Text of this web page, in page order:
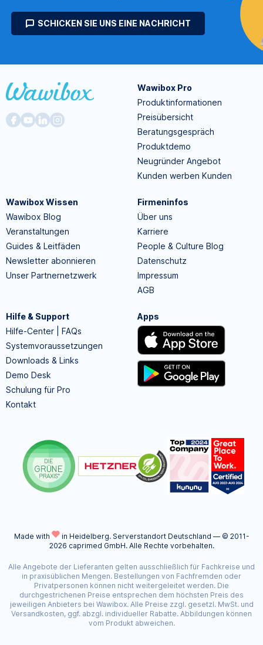
SCHICKEN SIE UNS EINE NACHRICHT
Wawibox Pro
Produktinformationen
Preisübersicht
Beratungsgespräch
Produktdemo
Neugründer Angebot
Kunden werben Kunden
Wawibox Wissen
Wawibox Blog
Veranstaltungen
Guides & Leitfäden
Newsletter abonnieren
Unser Partnernetzwerk
Firmeninfos
Über uns
Karriere
People & Culture Blog
Datenschutz
Impressum
AGB
Hilfe & Support
Hilfe-Center | FAQs
Systemvoraussetzungen
Downloads & Links
Demo Desk
Schulung für Pro
Kontakt
Apps
Made with in Heidelberg. Serverstandort Deutschland — © 2011-
2026 caprimed GmbH. Alle Rechte vorbehalten.
Alle Angebote der Lieferanten gelten ausschließlich für Fachkreise und
in praxisüblichen Mengen. Bestellungen von Fachfremden oder
Privatpersonen können nicht weitergeleitet werden. Die
durchgestrichenen Preise entsprechen dem höchsten Preis des
jeweiligen Anbieters bei Wawibox. Alle Preise zzgl. gesetzl. MwSt. und
Versandkosten, ggf. abzgl. individueller Rabatte. Abbildungen können
vom Produkt abweichen.